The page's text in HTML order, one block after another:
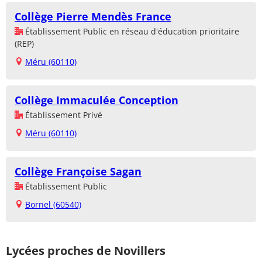
Collège Pierre Mendès France
Établissement Public en réseau d'éducation prioritaire
(REP)
Méru (60110)
Collège Immaculée Conception
Établissement Privé
Méru (60110)
Collège Françoise Sagan
Établissement Public
Bornel (60540)
Lycées proches de Novillers